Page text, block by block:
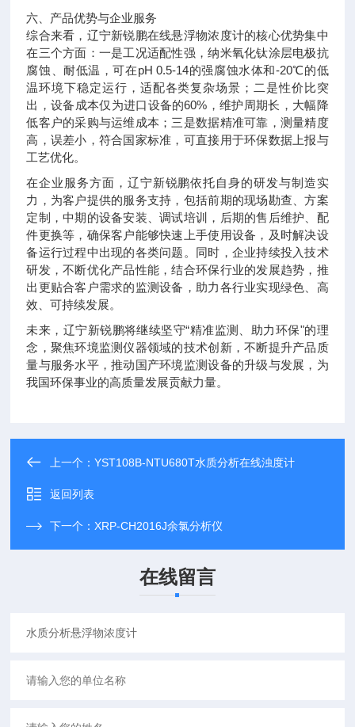
六、产品优势与企业服务
综合来看，辽宁新锐鹏在线悬浮物浓度计的核心优势集中
在三个方面：一是工况适配性强，纳米氧化钛涂层电极抗
腐蚀、耐低温，可在pH 0.5-14的强腐蚀水体和-20℃的低
温环境下稳定运行，适配各类复杂场景；二是性价比突
出，设备成本仅为进口设备的60%，维护周期长，大幅降
低客户的采购与运维成本；三是数据精准可靠，测量精度
高，误差小，符合国家标准，可直接用于环保数据上报与
工艺优化。
在企业服务方面，辽宁新锐鹏依托自身的研发与制造实
力，为客户提供的服务支持，包括前期的现场勘查、方案
定制，中期的设备安装、调试培训，后期的售后维护、配
件更换等，确保客户能够快速上手使用设备，及时解决设
备运行过程中出现的各类问题。同时，企业持续投入技术
研发，不断优化产品性能，结合环保行业的发展趋势，推
出更贴合客户需求的监测设备，助力各行业实现绿色、高
效、可持续发展。
未来，辽宁新锐鹏将继续坚守“精准监测、助力环保"的理
念，聚焦环境监测仪器领域的技术创新，不断提升产品质
量与服务水平，推动国产环境监测设备的升级与发展，为
我国环保事业的高质量发展贡献力量。
上一个：YST108B-NTU680T水质分析在线浊度计
返回列表
下一个：XRP-CH2016J余氯分析仪
在线留言